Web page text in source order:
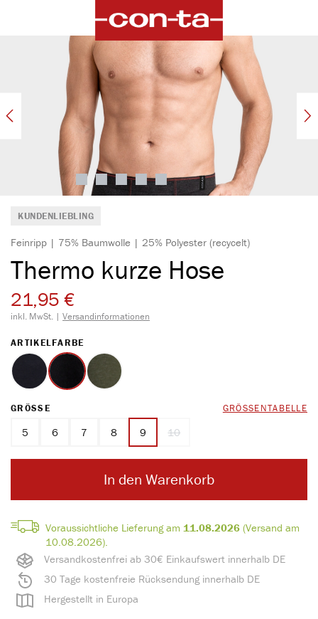
Bildergalerie überspringen
Versandkostenfrei ab 30€ Einkaufswert innerhalb DE
30 Tage kostenfreie Rücksendung innerhalb DE
Hergestellt in Europa
KUNDENLIEBLING
Feinripp | 75% Baumwolle | 25% Polyester (recycelt)
Thermo kurze Hose
21,95 €
inkl. MwSt. | Versandinformationen
Voraussichtliche Lieferung am 11.08.2026(Versand am
10.08.2026).
ARTIKELFARBE
marine melangeschwarz melange
oliv melange
GRÖSSE AUSWÄHLEN GRÖSSENTABELLE
5 6 7 8 9 10(Diese Option ist zurzeit nicht
In den Warenkorb